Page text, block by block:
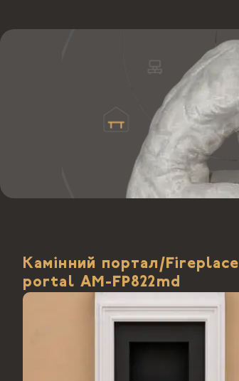
Камінний портал/Fireplace
portal АМ-FP822md